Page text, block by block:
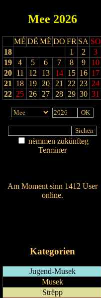
Mee 2026
MÉ DË MË DO FR SA SO
18
1 2
3
19
4 5 6 7 8 9
10
20 11 12 13 14 15 16 17
21
18 19 20 21 22 23 24
22 25 26 27 28 29 30 31
nëmmen zukünfteg
Terminer
Am Moment sinn 1412 User
online.
Kategorien
Jugend-Musek
Musek
Strëpp